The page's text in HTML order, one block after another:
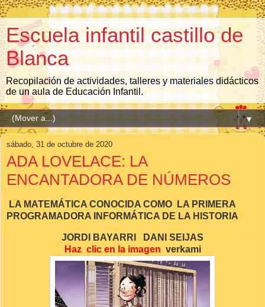
Escuela infantil castillo de
Blanca
Recopilación de actividades, talleres y materiales didácticos
de un aula de Educación Infantil.
▼
sábado, 31 de octubre de 2020
ADA LOVELACE: LA
ENCANTADORA DE NÚMEROS
LA MATEMÁTICA CONOCIDA COMO
LA PRIMERA
PROGRAMADORA INFORMÁTICA DE LA HISTORIA
JORDI BAYARRI DANI SEIJAS
Haz clic en la imagen verkami